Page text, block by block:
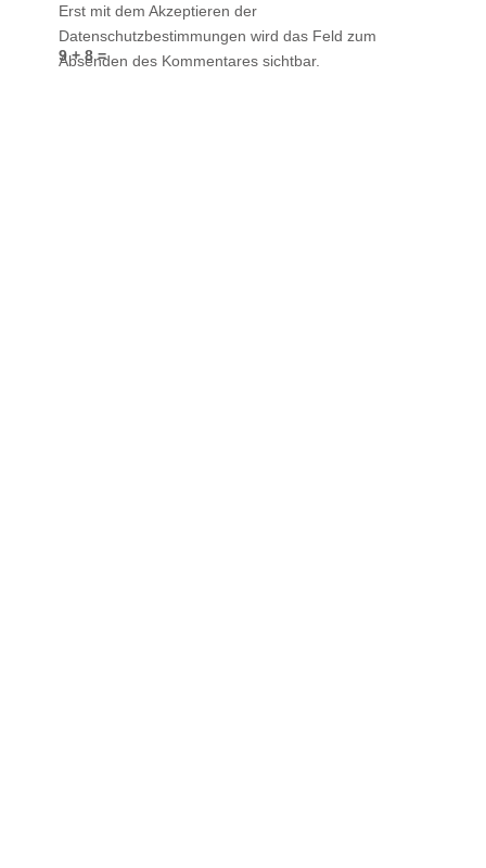
9 + 8 =
Erst mit dem Akzeptieren der
Datenschutzbestimmungen wird das Feld zum
Absenden des Kommentares sichtbar.